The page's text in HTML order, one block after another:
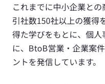
これまでに中小企業と
引社数150社以上の獲得
得た学びをもとに、個
に、BtoB営業・企業案
ントを発信しています。